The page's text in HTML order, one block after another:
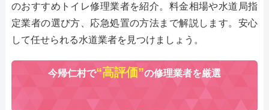
のおすすめトイレ修理業者を紹介。料金相場や水道局指
定業者の選び方、応急処置の方法まで解説します。安心
して任せられる水道業者を見つけましょう。
今帰仁村で“高評価”の修理業者を厳選